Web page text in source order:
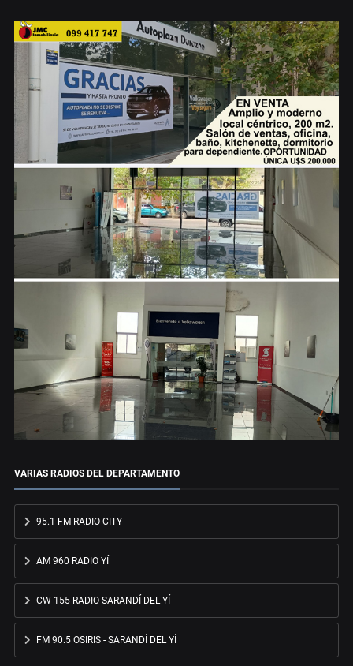
VARIAS RADIOS DEL DEPARTAMENTO
95.1 FM RADIO CITY
AM 960 RADIO YÍ
CW 155 RADIO SARANDÍ DEL YÍ
FM 90.5 OSIRIS - SARANDÍ DEL YÍ